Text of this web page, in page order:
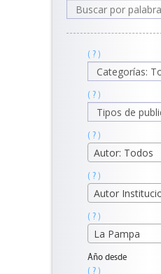
( ? )
( ? )
( ? )
Autor: Todos
( ? )
( ? )
La Pampa
Año desde
( ? )